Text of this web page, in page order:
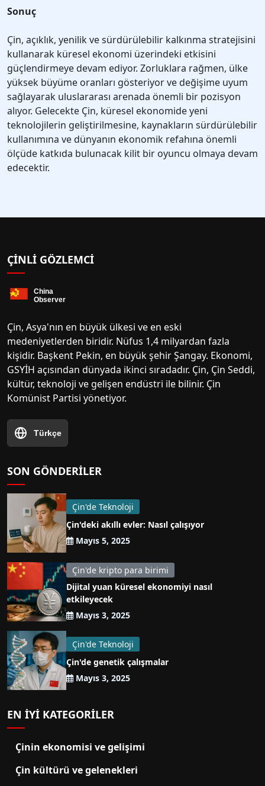
Sonuç
Çin, açıklık, yenilik ve sürdürülebilir kalkınma stratejisini
kullanarak küresel ekonomi üzerindeki etkisini
güçlendirmeye devam ediyor. Zorluklara rağmen, ülke
yüksek büyüme oranları gösteriyor ve değişime uyum
sağlayarak uluslararası arenada önemli bir pozisyon
alıyor. Gelecekte Çin, küresel ekonomide yeni
teknolojilerin geliştirilmesine, kaynakların sürdürülebilir
kullanımına ve dünyanın ekonomik refahına önemli
ölçüde katkıda bulunacak kilit bir oyuncu olmaya devam
edecektir.
ÇINLI GÖZLEMCI
Çin, Asya'nın en büyük ülkesi ve en eski
medeniyetlerden biridir. Nüfus 1,4 milyardan fazla
kişidir. Başkent Pekin, en büyük şehir Şangay. Ekonomi,
GSYİH açısından dünyada ikinci sıradadır. Çin, Çin Seddi,
kültür, teknoloji ve gelişen endüstri ile bilinir. Çin
Komünist Partisi yönetiyor.
Türkçe
SON GÖNDERILER
Çin'de Teknoloji
Çin'deki akıllı evler: Nasıl çalışıyor
Mayıs 5, 2025
Çin'de kripto para birimi
Dijital yuan küresel ekonomiyi nasıl
etkileyecek
Mayıs 3, 2025
Çin'de Teknoloji
Çin'de genetik çalışmalar
Mayıs 3, 2025
EN IYI KATEGORILER
Çinin ekonomisi ve gelişimi
Çin kültürü ve gelenekleri